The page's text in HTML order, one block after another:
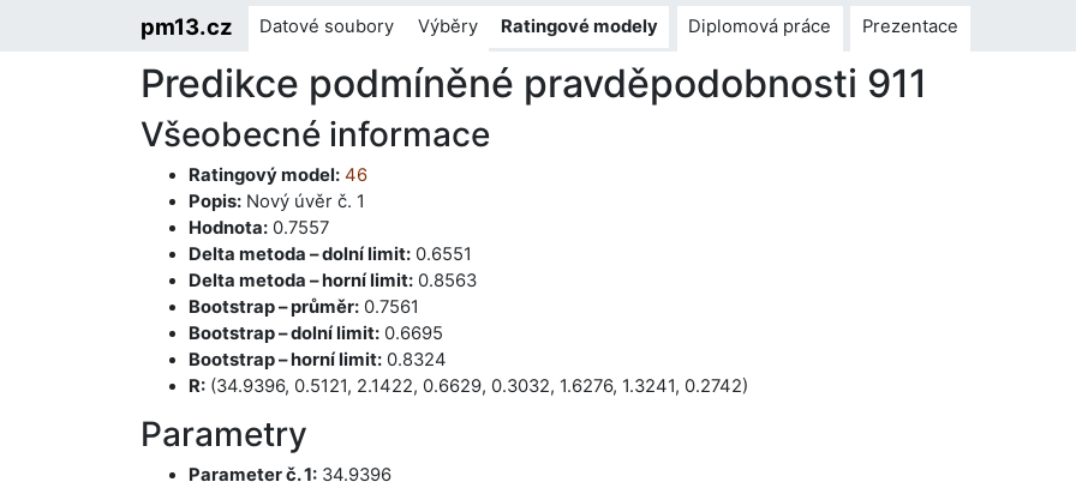
pm13.cz Datové soubory Výběry Ratingové modely Diplomová práce Prezentace
Predikce podmíněné pravděpodobnosti 911
Všeobecné informace
Ratingový model: 46
Popis: Nový úvěr č. 1
Hodnota: 0.7557
Delta metoda – dolní limit: 0.6551
Delta metoda – horní limit: 0.8563
Bootstrap – průměr: 0.7561
Bootstrap – dolní limit: 0.6695
Bootstrap – horní limit: 0.8324
R: (34.9396, 0.5121, 2.1422, 0.6629, 0.3032, 1.6276, 1.3241, 0.2742)
Parametry
Parameter č. 1: 34.9396